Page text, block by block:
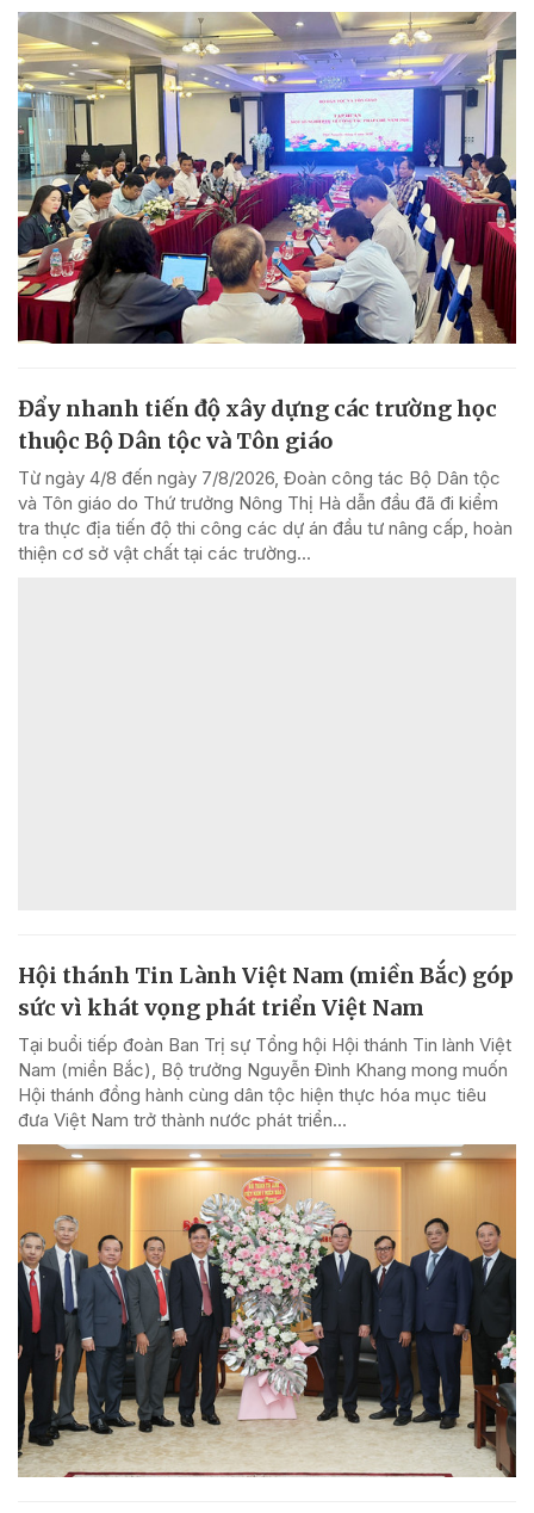
Đẩy nhanh tiến độ xây dựng các trường học
thuộc Bộ Dân tộc và Tôn giáo
Từ ngày 4/8 đến ngày 7/8/2026, Đoàn công tác Bộ Dân tộc
và Tôn giáo do Thứ trưởng Nông Thị Hà dẫn đầu đã đi kiểm
tra thực địa tiến độ thi công các dự án đầu tư nâng cấp, hoàn
thiện cơ sở vật chất tại các trường...
Hội thánh Tin Lành Việt Nam (miền Bắc) góp
sức vì khát vọng phát triển Việt Nam
Tại buổi tiếp đoàn Ban Trị sự Tổng hội Hội thánh Tin lành Việt
Nam (miền Bắc), Bộ trưởng Nguyễn Đình Khang mong muốn
Hội thánh đồng hành cùng dân tộc hiện thực hóa mục tiêu
đưa Việt Nam trở thành nước phát triển...